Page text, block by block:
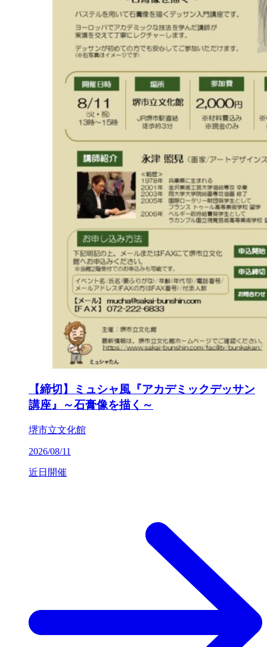
【締切】ミュシャ風『アカデミックデッサン
講座』～石膏像を描く～
堺市立文化館
2026/08/11
近日開催